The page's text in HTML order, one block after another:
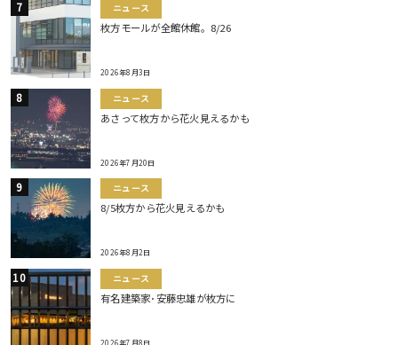
ニュース
枚方モールが全館休館。8/26
2026年8月3日
ニュース
あさって枚方から花火見えるかも
2026年7月20日
ニュース
8/5枚方から花火見えるかも
2026年8月2日
ニュース
有名建築家･安藤忠雄が枚方に
2026年7月8日